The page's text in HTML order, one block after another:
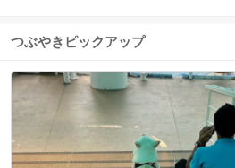
つぶやきピックアップ